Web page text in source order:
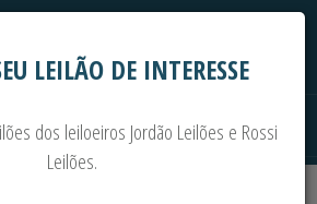
LEILÃO DE INTERESSE
dos leiloeiros Jordão Leilões e Rossi
Leilões.